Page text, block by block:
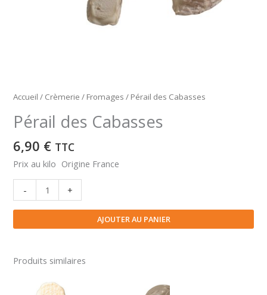
Accueil / Crèmerie / Fromages / Pérail des Cabasses
Pérail des Cabasses
6,90 € TTC
Prix au kilo Origine France
-
quantité
de
Pérail
des
+
AJOUTER AU PANIER
Produits similaires